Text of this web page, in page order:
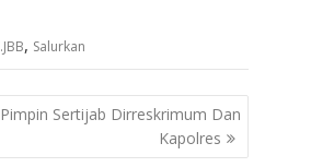
, Salurkan
Sertijab Dirreskrimum Dan
Kapolres